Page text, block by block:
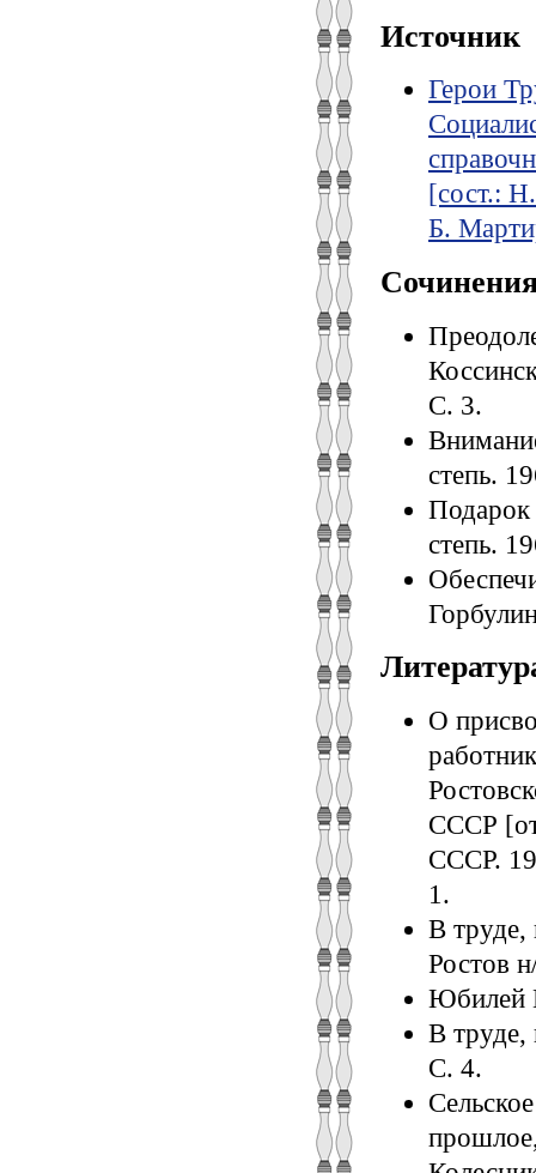
Источник
Герои
[сост.:
Б.
С. 3.
степь.
степь.
О
СССР
СССР.
1.
В
Ростов
Юбилей
В труде,
С. 4.